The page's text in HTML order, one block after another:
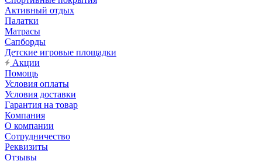
Активный отдых
Палатки
Матрасы
Сапборды
Детские игровые площадки
Акции
Помощь
Условия оплаты
Условия доставки
Гарантия на товар
Компания
О компании
Сотрудничество
Реквизиты
Отзывы